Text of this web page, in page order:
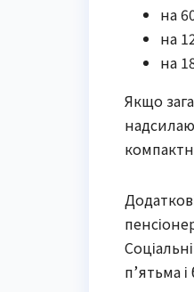
на
на
на
Якщо
п’ятьма